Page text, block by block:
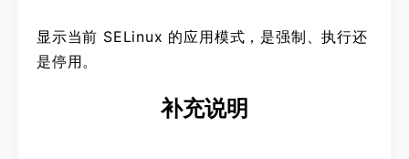
显示当前 SELinux 的应用模式，是强制、执行还
是停用。
补充说明